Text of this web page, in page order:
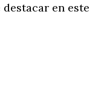
en este